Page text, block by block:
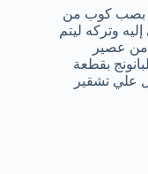
بصب كوب من
وتركه ليتم
من عصير
بقطعة
علي تشقير